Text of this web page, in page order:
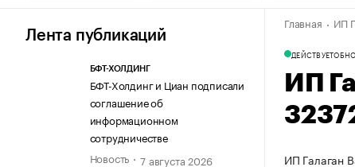
Технологии и медиа Рынок наличной
Лента публикаций
БФТ-ХОЛДИНГ
БФТ-Холдинг и Циан подписали
соглашение об
информационном
сотрудничестве
Новость
7 августа 2026
Главная ИП
ДЕЙСТВУЕТ
ИП
ИП Галаган